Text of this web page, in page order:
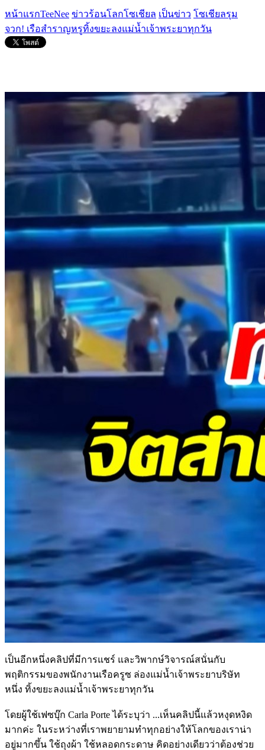
หน้าแรกTeeNee ข่าวร้อนโลกโซเชียล เป็นข่าว โซเชียลรุม
จวก! เรือสำราญหรูทิ้งขยะลงแม่น้ำเจ้าพระยาทุกวัน
เป็นอีกหนึ่งคลิปที่มีการแชร์ และวิพากษ์วิจารณ์สนั่นกับ
พฤติกรรมของพนักงานเรือครูซ ล่องแม่น้ำเจ้าพระยาบริษัท
หนึ่ง ทิ้งขยะลงแม่น้ำเจ้าพระยาทุกวัน
โดยผู้ใช้เฟซบุ๊ก Carla Porte ได้ระบุว่า ...เห็นคลิปนี้แล้วหงุดหงิด
มากค่ะ ในระหว่างที่เราพยายามทำทุกอย่างให้โลกของเราน่า
อยู่มากขึ้น ใช้ถุงผ้า ใช้หลอดกระดาษ คิดอย่างเดียวว่าต้องช่วย